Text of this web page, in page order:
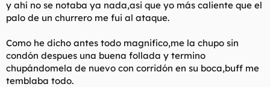
y ahí no se notaba ya nada,asi que yo más caliente que el
palo de un churrero me fui al ataque.
Como he dicho antes todo magnifico,me la chupo sin
condón despues una buena follada y termino
chupándomela de nuevo con corridón en su boca,buff me
temblaba todo.